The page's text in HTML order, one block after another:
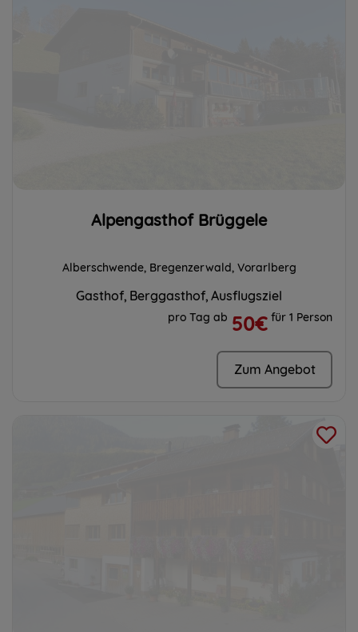
Alpengasthof Brüggele
Alberschwende, Bregenzerwald, Vorarlberg
Gasthof Berggasthof Ausflugsziel
pro Tag ab 50€ für 1 Person
Zum Angebot